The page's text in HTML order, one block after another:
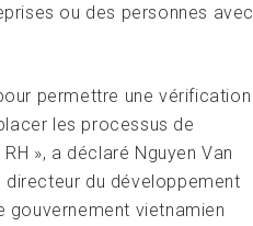
ou des personnes avec
permettre une vérification
les processus de
», a déclaré Nguyen Van
directeur du développement
gouvernement vietnamien